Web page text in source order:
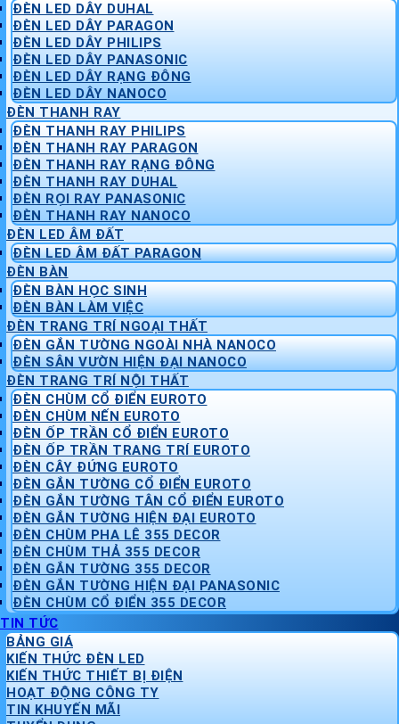
ĐÈN LED DÂY DUHAL
ĐÈN LED DÂY PARAGON
ĐÈN LED DÂY PHILIPS
ĐÈN LED DÂY PANASONIC
ĐÈN LED DÂY RẠNG ĐÔNG
ĐÈN LED DÂY NANOCO
ĐÈN THANH RAY
ĐÈN THANH RAY PHILIPS
ĐÈN THANH RAY PARAGON
ĐÈN THANH RAY RẠNG ĐÔNG
ĐÈN THANH RAY DUHAL
ĐÈN RỌI RAY PANASONIC
ĐÈN THANH RAY NANOCO
ĐÈN LED ÂM ĐẤT
ĐÈN LED ÂM ĐẤT PARAGON
ĐÈN BÀN
ĐÈN BÀN HỌC SINH
ĐÈN BÀN LÀM VIỆC
ĐÈN TRANG TRÍ NGOẠI THẤT
ĐÈN GẮN TƯỜNG NGOÀI NHÀ NANOCO
ĐÈN SÂN VƯỜN HIỆN ĐẠI NANOCO
ĐÈN TRANG TRÍ NỘI THẤT
ĐÈN CHÙM CỔ ĐIỂN EUROTO
ĐÈN CHÙM NẾN EUROTO
ĐÈN ỐP TRẦN CỔ ĐIỂN EUROTO
ĐÈN ỐP TRẦN TRANG TRÍ EUROTO
ĐÈN CÂY ĐỨNG EUROTO
ĐÈN GẮN TƯỜNG CỔ ĐIỂN EUROTO
ĐÈN GẮN TƯỜNG TÂN CỔ ĐIỂN EUROTO
ĐÈN GẮN TƯỜNG HIỆN ĐẠI EUROTO
ĐÈN CHÙM PHA LÊ 355 DECOR
ĐÈN CHÙM THẢ 355 DECOR
ĐÈN GẮN TƯỜNG 355 DECOR
ĐÈN GẮN TƯỜNG HIỆN ĐẠI PANASONIC
ĐÈN CHÙM CỔ ĐIỂN 355 DECOR
TIN TỨC
BẢNG GIÁ
KIẾN THỨC ĐÈN LED
KIẾN THỨC THIẾT BỊ ĐIỆN
HOẠT ĐỘNG CÔNG TY
TIN KHUYẾN MÃI